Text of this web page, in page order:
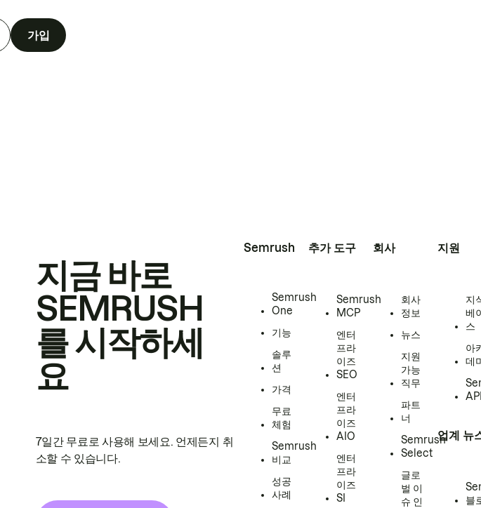
가입
지금 바로
SEMRUSH
를 시작하세
요
7일간 무료로 사용해 보세요. 언제든지 취
소할 수 있습니다.
Semrush
Semrush
One
기능
솔루
션
가격
무료
체험
Semrush
비교
성공
사례
추가 도구
Semrush
MCP
엔터
프라
이즈
SEO
엔터
프라
이즈
AIO
엔터
프라
이즈
SI
회사
회사
정보
뉴스
지원
가능
직무
파트
너
Semrush
Select
글로
벌 이
슈 인
지원
지
베
스
아
데
업계 뉴
블